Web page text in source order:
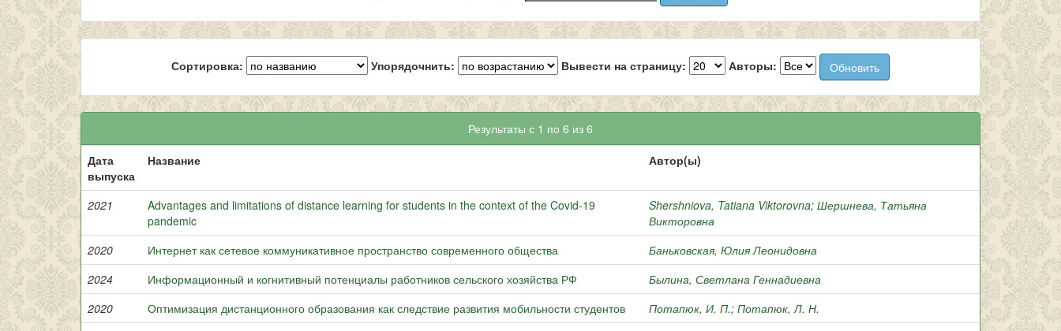
Сортировка: Упорядочнить: Вывести на страницу: Авторы:
Результаты с 1 по 6 из 6
Дата
выпуска
Название Автор(ы)
2021
Advantages and limitations of distance learning for students in the context of the Covid-19
pandemic
Shershniova, Tatiana Viktorovna; Шершнева, Татьяна
Викторовна
2020
Интернет как сетевое коммуникативное пространство современного общества
Баньковская, Юлия Леонидовна
2024
Информационный и когнитивный потенциалы работников сельского хозяйства РФ
Былина, Светлана Геннадиевна
2020
Оптимизация дистанционного образования как следствие развития мобильности студентов Потапюк, И. П.; Потапюк, Л. Н.